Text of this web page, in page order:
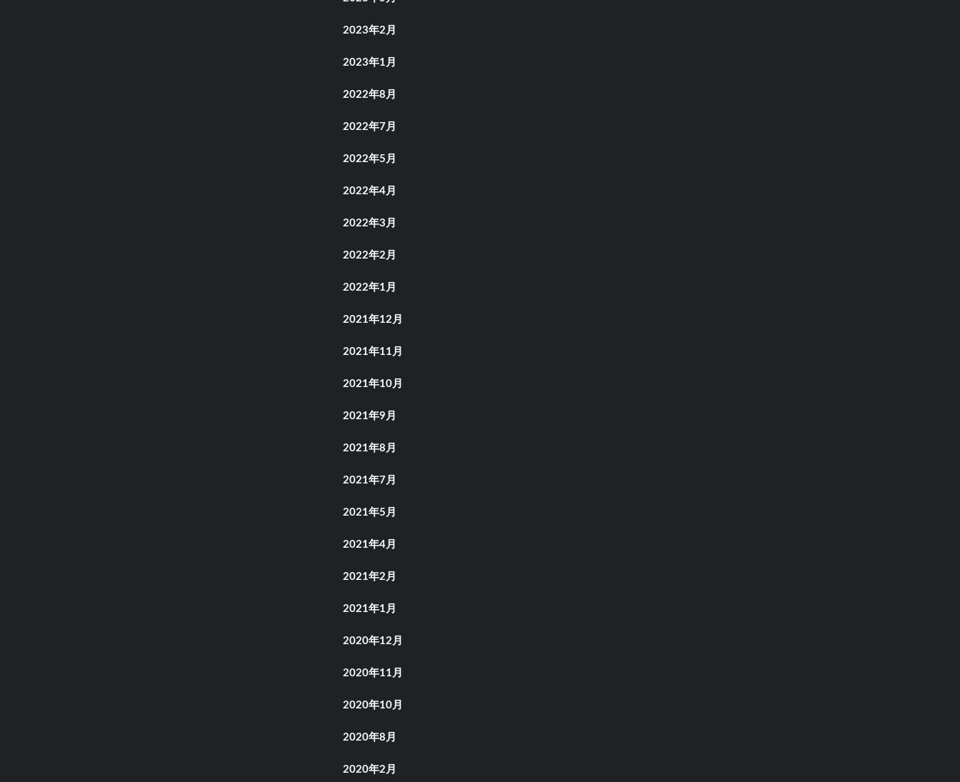
2023年2月
2023年1月
2022年8月
2022年7月
2022年5月
2022年4月
2022年3月
2022年2月
2022年1月
2021年12月
2021年11月
2021年10月
2021年9月
2021年8月
2021年7月
2021年5月
2021年4月
2021年2月
2021年1月
2020年12月
2020年11月
2020年10月
2020年8月
2020年2月